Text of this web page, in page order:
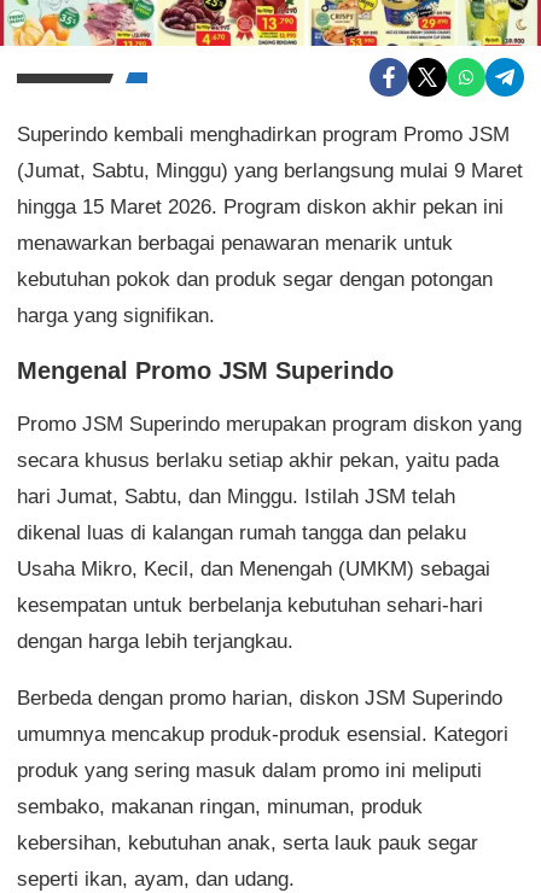
Superindo kembali menghadirkan program Promo JSM
(Jumat, Sabtu, Minggu) yang berlangsung mulai 9 Maret
hingga 15 Maret 2026. Program diskon akhir pekan ini
menawarkan berbagai penawaran menarik untuk
kebutuhan pokok dan produk segar dengan potongan
harga yang signifikan.
Mengenal Promo JSM Superindo
Promo JSM Superindo merupakan program diskon yang
secara khusus berlaku setiap akhir pekan, yaitu pada
hari Jumat, Sabtu, dan Minggu. Istilah JSM telah
dikenal luas di kalangan rumah tangga dan pelaku
Usaha Mikro, Kecil, dan Menengah (UMKM) sebagai
kesempatan untuk berbelanja kebutuhan sehari-hari
dengan harga lebih terjangkau.
Berbeda dengan promo harian, diskon JSM Superindo
umumnya mencakup produk-produk esensial. Kategori
produk yang sering masuk dalam promo ini meliputi
sembako, makanan ringan, minuman, produk
kebersihan, kebutuhan anak, serta lauk pauk segar
seperti ikan, ayam, dan udang.